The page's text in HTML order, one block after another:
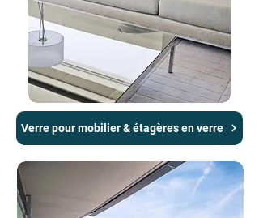
Verre pour mobilier & étagères en verre